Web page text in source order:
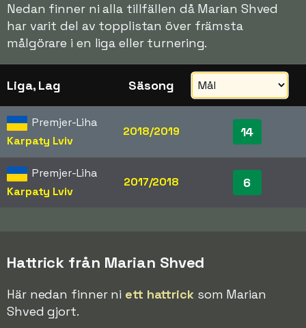
Nedan finner ni alla tillfällen då Marian Shved
har varit del av topplistan över främsta
målgörare i en liga eller turnering.
Liga, Lag Säsong
Premjer-Liha
Karpaty Lviv
2018/2019 14
Premjer-Liha
Karpaty Lviv
2017/2018 6
Hattrick från Marian Shved
Här nedan finner ni ett hattricksom Marian
Shved gjort.